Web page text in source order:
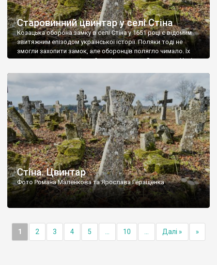
Старовинний цвинтар у селі Стіна
Козацька оборона замку в селі Стіна у 1651 році є відомим
звитяжним епізодом української історії. Поляки тоді не
змогли захопити замок, але оборонців полягло чимало. Їх
поховали на цвинтарі, який тоді називався Замковим. Нині на
ньому чимало хрестів 19 століття, є такі, де епітафії стер […]
Стіна. Цвинтар
Фото Романа Маленкова та Ярослава Геращенка
1 2 3 4 5 10 Далі » »